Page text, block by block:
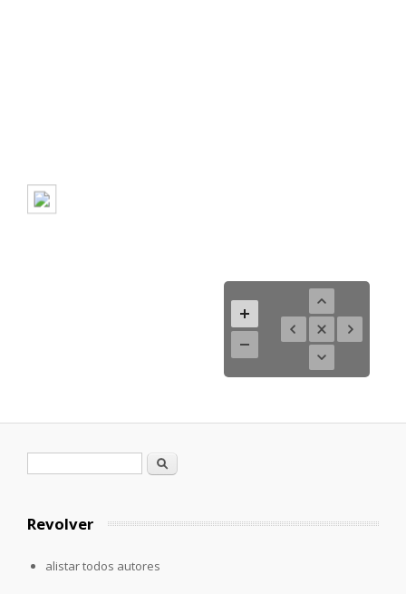
Formulario de búsqueda
Buscar
Revolver
alistar todos autores